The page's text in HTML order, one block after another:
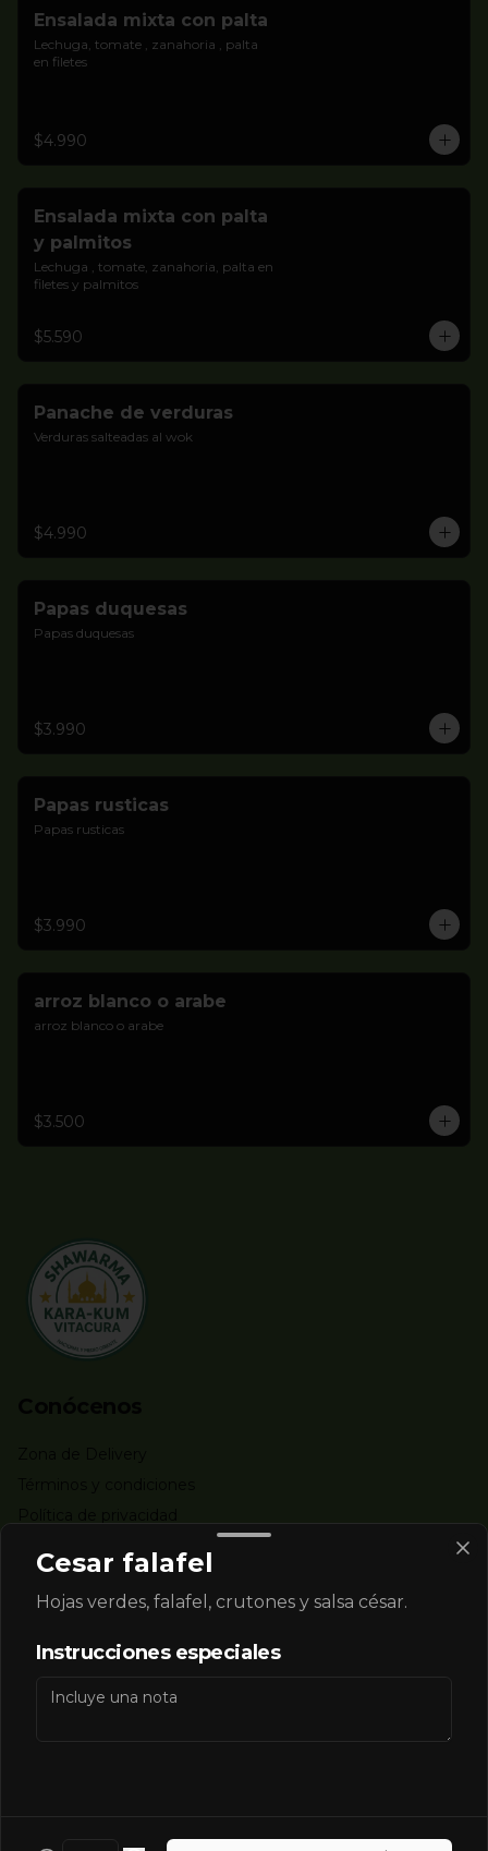
Ensalada mixta con palta
Lechuga, tomate , zanahoria , palta
en filetes
$4.990
Ensalada mixta con palta
y palmitos
Lechuga , tomate, zanahoria, palta en
filetes y palmitos
$5.590
Panache de verduras
Verduras salteadas al wok
$4.990
Papas duquesas
Papas duquesas
$3.990
Papas rusticas
Papas rusticas
$3.990
arroz blanco o arabe
arroz blanco o arabe
$3.500
Redes sociales
Instagram
Mi cuenta
Cesar falafel
Hojas verdes, falafel, crutones y salsa césar.
Instrucciones especiales